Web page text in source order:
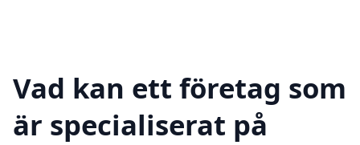
Vad kan ett företag som
är specialiserat på